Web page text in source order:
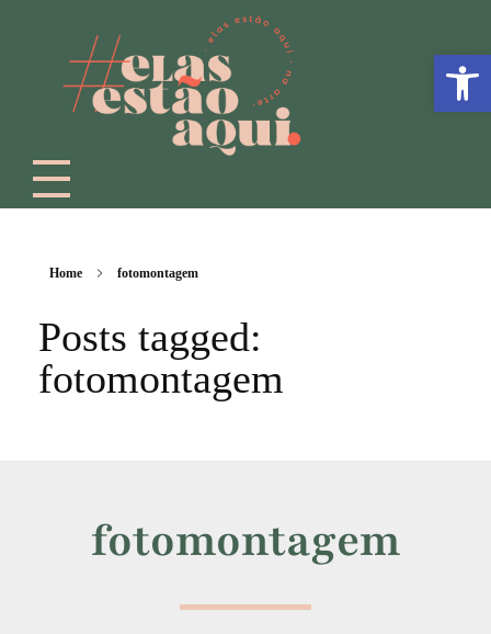
Home fotomontagem
Posts tagged:
fotomontagem
fotomontagem
Abrir a